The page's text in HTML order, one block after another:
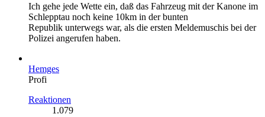
Ich gehe jede Wette ein, daß das Fahrzeug mit der Kanone im
Schlepptau noch keine 10km in der bunten
Republik unterwegs war, als die ersten Meldemuschis bei der
Polizei angerufen haben.
Hemges
Profi
Reaktionen
1.079